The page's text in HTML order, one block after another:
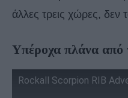
άλλες τρεις χώρες, δεν
Υπέροχα πλάνα από
Rockall Scorpion RIB